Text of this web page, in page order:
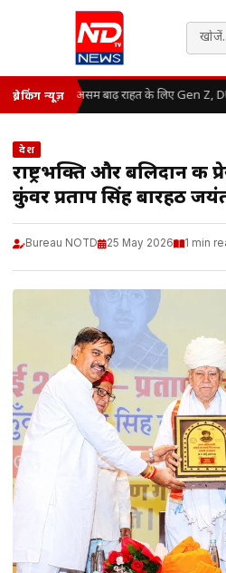
ब्रेकिंग न्यूज़ असम बाढ़ राहत के लिए Gen Z,
देश
राष्ट्रभक्ति और बलिदान की
कुंवर प्रताप सिंह बारहठ
Bureau NOTD 25 May 2026 1 min